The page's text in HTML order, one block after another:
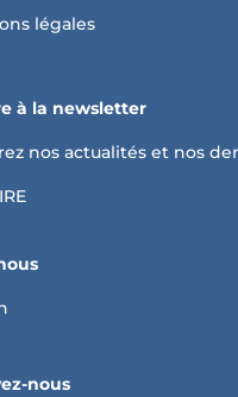
légales
à la newsletter
nos actualités et nos
nous